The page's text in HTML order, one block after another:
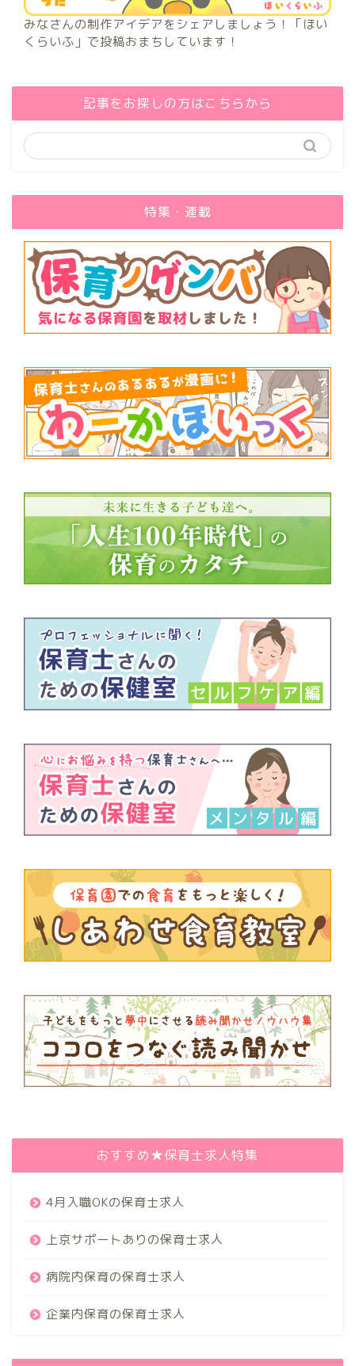
みなさんの制作アイデアをシェアしましょう！「ほい
くらいふ」で投稿おまちしています！
記事をお探しの方はこちらから
特集・連載
おすすめ★保育士求人特集
4月入職OKの保育士求人
上京サポートありの保育士求人
病院内保育の保育士求人
企業内保育の保育士求人